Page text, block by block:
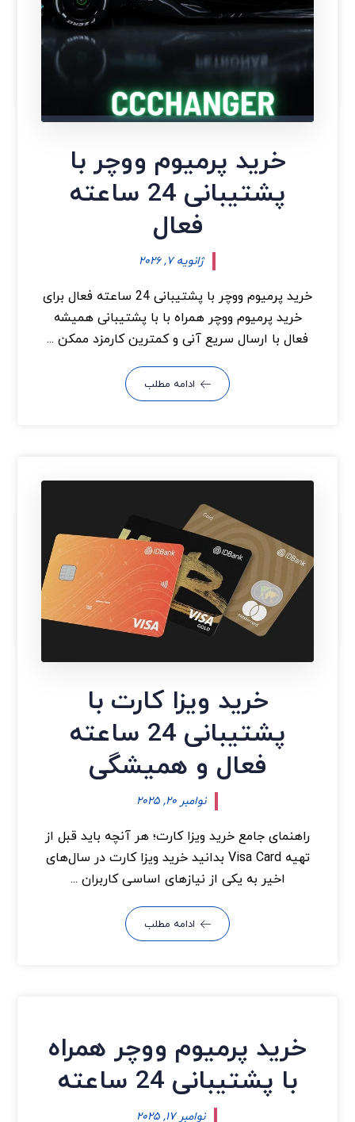
خرید پرمیوم ووچر با
پشتیبانی 24 ساعته
فعال
ژانویه ۷, ۲۰۲۶
خرید پرمیوم ووچر با پشتیبانی 24 ساعته فعال برای
خرید پرمیوم ووچر همراه با با پشتیبانی همیشه
فعال با ارسال سریع آنی و کمترین کارمزد ممکن ...
ادامه مطلب
خرید ویزا کارت با
پشتیبانی 24 ساعته
فعال و همیشگی
نوامبر ۲۰, ۲۰۲۵
راهنمای جامع خرید ویزا کارت؛ هر آنچه باید قبل از
تهیه Visa Card بدانید خرید ویزا کارت در سال‌های
اخیر به یکی از نیازهای اساسی کاربران ...
ادامه مطلب
خرید پرمیوم ووچر همراه
با پشتیبانی 24 ساعته
نوامبر ۱۷, ۲۰۲۵